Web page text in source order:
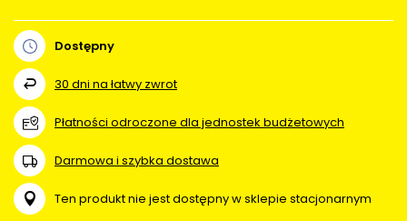
Dostępny
30 dni na łatwy zwrot
Płatności odroczone dla jednostek budżetowych
Darmowa i szybka dostawa
Ten produkt nie jest dostępny w sklepie stacjonarnym